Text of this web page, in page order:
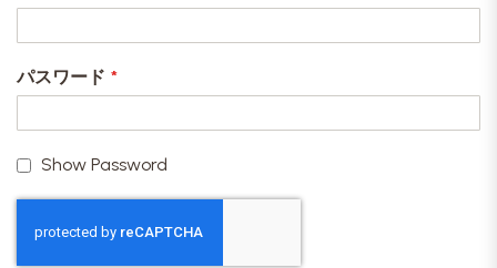
パスワード
Show Password